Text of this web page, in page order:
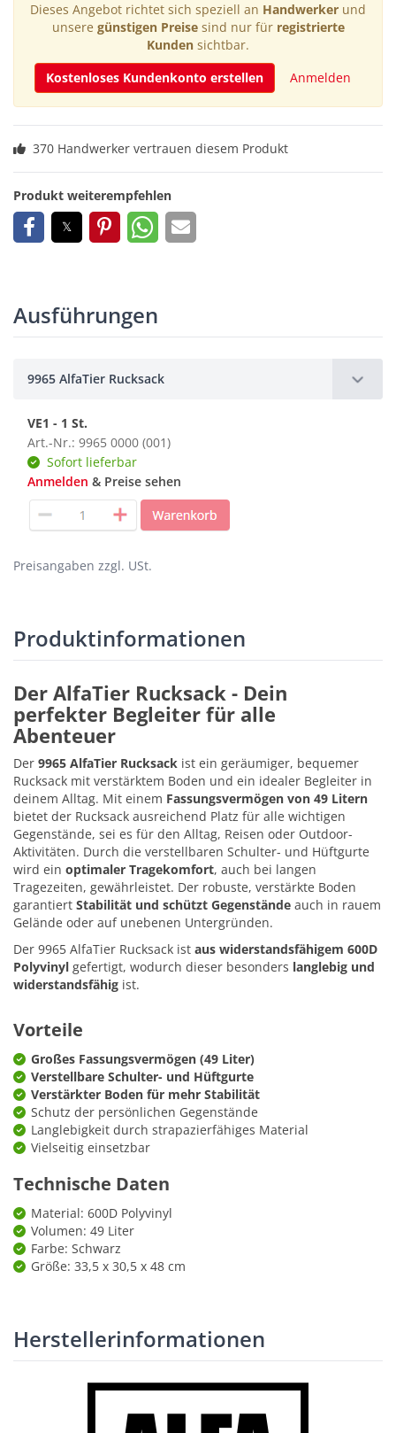
Dieses Angebot richtet sich speziell an Handwerker und
unsere günstigen Preisesind nur für registrierte
Kunden sichtbar.
Kostenloses Kundenkonto erstellen
Anmelden
370 Handwerker vertrauen diesem Produkt
Produkt weiterempfehlen
Ausführungen
9965 AlfaTier Rucksack
VE1 - 1 St.
Art.-Nr.: 9965 0000 (001)
Sofort lieferbar
Anmelden & Preise sehen
Preisangaben zzgl. USt.
Produktinformationen
Der AlfaTier Rucksack - Dein
perfekter Begleiter für alle
Abenteuer
Der 9965 AlfaTier Rucksack ist ein geräumiger, bequemer
Rucksack mit verstärktem Boden und ein idealer Begleiter in
deinem Alltag. Mit einem Fassungsvermögen von 49 Litern
bietet der Rucksack ausreichend Platz für alle wichtigen
Gegenstände, sei es für den Alltag, Reisen oder Outdoor-
Aktivitäten. Durch die verstellbaren Schulter- und Hüftgurte
wird ein optimaler Tragekomfort, auch bei langen
Tragezeiten, gewährleistet. Der robuste, verstärkte Boden
garantiert Stabilität und schützt Gegenstände auch in rauem
Gelände oder auf unebenen Untergründen.
Der 9965 AlfaTier Rucksack ist aus widerstandsfähigem 600D
Polyvinyl gefertigt, wodurch dieser besonders langlebig und
widerstandsfähig ist.
Vorteile
Großes Fassungsvermögen (49 Liter)
Verstellbare Schulter- und Hüftgurte
Verstärkter Boden für mehr Stabilität
Schutz der persönlichen Gegenstände
Langlebigkeit durch strapazierfähiges Material
Vielseitig einsetzbar
Technische Daten
Material: 600D Polyvinyl
Volumen: 49 Liter
Farbe: Schwarz
Größe: 33,5 x 30,5 x 48 cm
Herstellerinformationen